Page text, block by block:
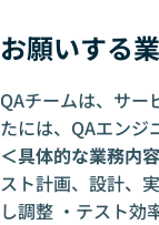
お願いする
QAチームは、サー
たには、QAエンジ
＜具体的な業務内
スト計画、設計、
し調整 ・テスト効